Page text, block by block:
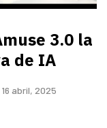
3.0 la
de IA
16 abril, 2025